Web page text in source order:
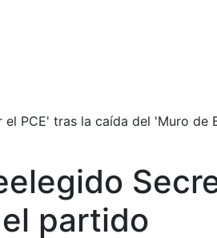
PCE' tras la caída del 'Muro de
partido